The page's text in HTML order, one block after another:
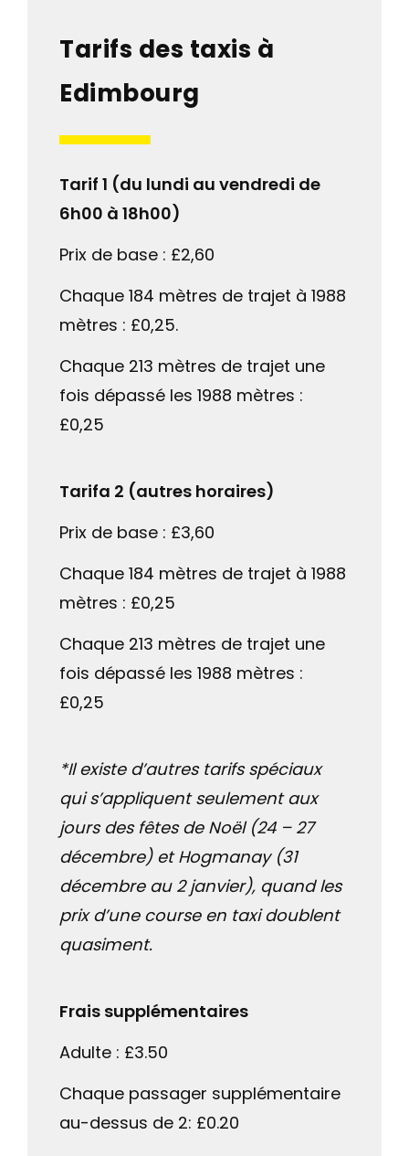
Tarifs des taxis à
Edimbourg
Tarif 1 (du lundi au vendredi de
6h00 à 18h00)
Prix de base : £2,60
Chaque 184 mètres de trajet à 1988
mètres : £0,25.
Chaque 213 mètres de trajet une
fois dépassé les 1988 mètres :
£0,25
Tarifa 2 (autres horaires)
Prix de base : £3,60
Chaque 184 mètres de trajet à 1988
mètres : £0,25
Chaque 213 mètres de trajet une
fois dépassé les 1988 mètres :
£0,25
*Il existe d’autres tarifs spéciaux
qui s’appliquent seulement aux
jours des fêtes de Noël (24 – 27
décembre) et Hogmanay (31
décembre au 2 janvier), quand les
prix d’une course en taxi doublent
quasiment.
Frais supplémentaires
Adulte : £3.50
Chaque passager supplémentaire
au-dessus de 2: £0.20